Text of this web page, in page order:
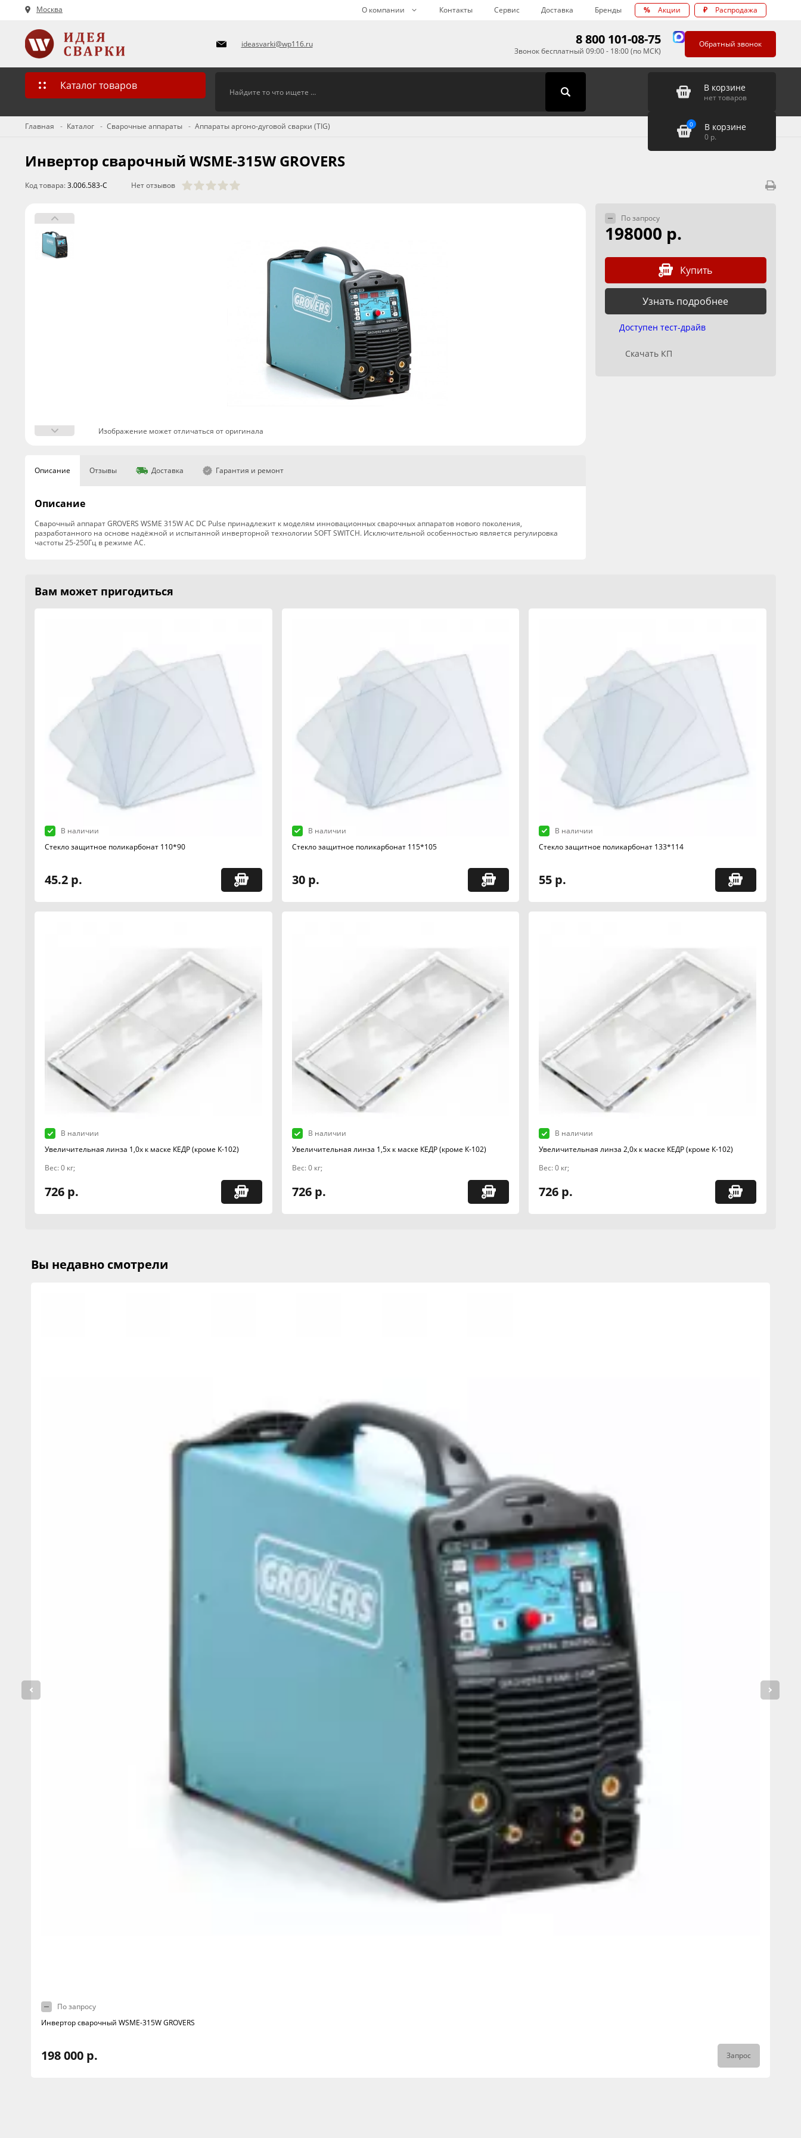
Москва О компании Контакты Сервис Доставка Бренды % Акции ₽ Распродажа
ideasvarki@wp116.ru 8 800 101-08-75
Звонок бесплатный 09:00 - 18:00 (по МСК)
Обратный звонок
Каталог товаров В корзине
нет товаров
0 В корзине
0 р.
Главная Каталог Сварочные аппараты Аппараты аргоно-дуговой сварки (TIG)
Инвертор cварочный WSME-315W GROVERS
Код товара:3.006.583-C Нет отзывов
Изображение может отличаться от оригинала
По запросу
198000 р.
Купить
Узнать подробнее
Доступен тест-драйв
Скачать КП
Описание Отзывы Доставка Гарантия и ремонт
Описание
Сварочный аппарат GROVERS WSME 315W AC DC Pulse принадлежит к моделям инновационных сварочных аппаратов нового поколения,
разработанного на основе надёжной и испытанной инверторной технологии SOFT SWITCH. Исключительной особенностью является регулировка
частоты 25-250Гц в режиме АС.
Вам может пригодиться
В наличии
Стекло защитное поликарбонат 110*90
45.2 р.
В наличии
Стекло защитное поликарбонат 115*105
30 р.
В наличии
Стекло защитное поликарбонат 133*114
55 р.
В наличии
Увеличительная линза 1,0х к маске КЕДР (кроме К-102)
Вес: 0 кг;
726 р.
В наличии
Увеличительная линза 1,5х к маске КЕДР (кроме К-102)
Вес: 0 кг;
726 р.
В наличии
Увеличительная линза 2,0х к маске КЕДР (кроме К-102)
Вес: 0 кг;
726 р.
Вы недавно смотрели
По запросу
Инвертор cварочный WSME-315W GROVERS
198 000 р. Запрос